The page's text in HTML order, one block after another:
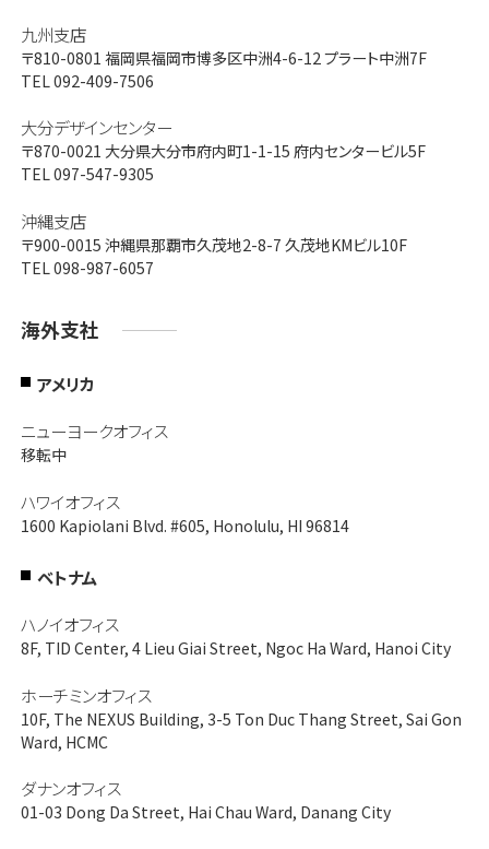
九州支店
〒810-0801 福岡県福岡市博多区中洲4-6-12 プラート中洲7F
TEL 092-409-7506
大分デザインセンター
〒870-0021 大分県大分市府内町1-1-15 府内センタービル5F
TEL 097-547-9305
沖縄支店
〒900-0015 沖縄県那覇市久茂地2-8-7 久茂地KMビル10F
TEL 098-987-6057
海外支社
アメリカ
ニューヨークオフィス
移転中
ハワイオフィス
1600 Kapiolani Blvd. #605, Honolulu, HI 96814
ベトナム
ハノイオフィス
8F, TID Center, 4 Lieu Giai Street, Ngoc Ha Ward, Hanoi City
ホーチミンオフィス
10F, The NEXUS Building, 3-5 Ton Duc Thang Street, Sai Gon
Ward, HCMC
ダナンオフィス
01-03 Dong Da Street, Hai Chau Ward, Danang City